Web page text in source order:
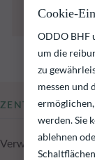
die künftige
schwankt
ZENTRALE
Verwaltetes
Cookie-
ODDO BHF
um die
zu
messen und
werden. Sie
ablehnen